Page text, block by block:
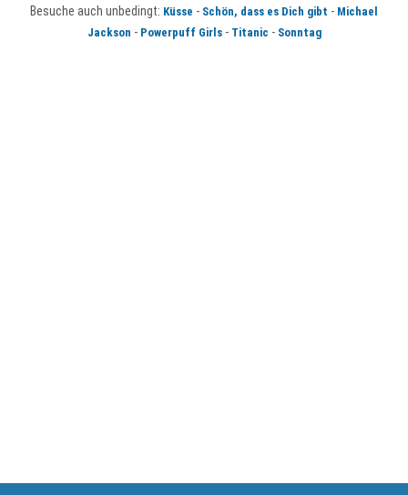
Besuche auch unbedingt: Küsse - Schön, dass es Dich gibt - Michael
Jackson - Powerpuff Girls- Titanic - Sonntag